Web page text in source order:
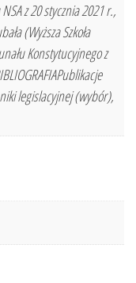
z 20 stycznia 2021 r.,
(Wyższa Szkoła
Konstytucyjnego z
legislacyjnej (wybór),